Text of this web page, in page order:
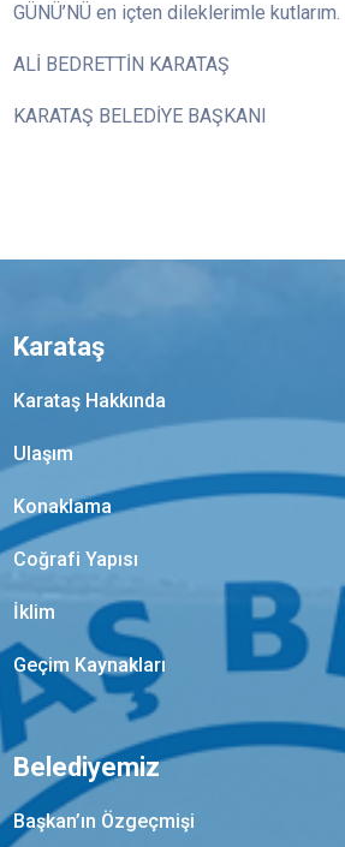
GÜNÜ’NÜ en içten dileklerimle kutlarım.
ALİ BEDRETTİN KARATAŞ
KARATAŞ BELEDİYE BAŞKANI
Karataş
Karataş Hakkında
Ulaşım
Konaklama
Coğrafi Yapısı
İklim
Geçim Kaynakları
Belediyemiz
Başkan’ın Özgeçmişi